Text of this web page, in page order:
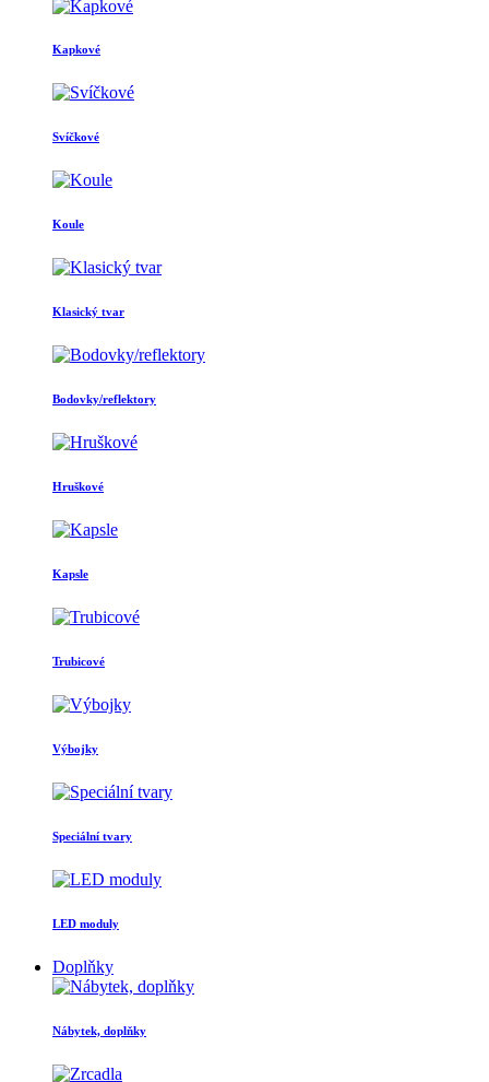
Kapkové
Svíčkové
Koule
Klasický tvar
Bodovky/reflektory
Hruškové
Kapsle
Trubicové
Výbojky
Speciální tvary
LED moduly
Doplňky
Nábytek, doplňky